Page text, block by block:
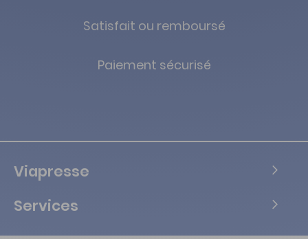
Satisfait ou remboursé
Paiement sécurisé
Viapresse
Services